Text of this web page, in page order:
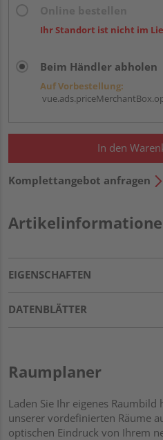
Ihr Standort ist nicht im
Beim Händler abholen
Auf Vorbestellung:
In den
Komplettangebot anfragen
EIGENSCHAFTEN
DATENBLÄTTER
Raumplaner
Laden Sie Ihr eigenes
unserer vordefinierten Räume
optischen Eindruck von Ihrem